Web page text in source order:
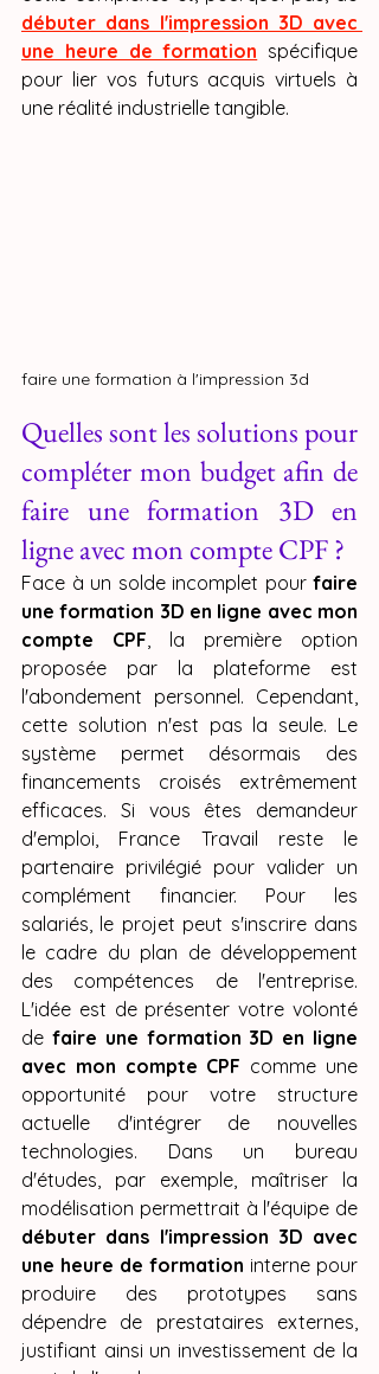
débuter dans l'impression 3D avec
une heure de formation spécifique
pour lier vos futurs acquis virtuels à
une réalité industrielle tangible.
faire une formation à l'impression 3d
Quelles sont les solutions pour
compléter mon budget afin de
faire une formation 3D en
ligne avec mon compte CPF ?
Face à un solde incomplet pour faire
une formation 3D en ligne avec mon
compte CPF, la première option
proposée par la plateforme est
l'abondement personnel. Cependant,
cette solution n'est pas la seule. Le
système permet désormais des
financements croisés extrêmement
efficaces. Si vous êtes demandeur
d'emploi, France Travail reste le
partenaire privilégié pour valider un
complément financier. Pour les
salariés, le projet peut s'inscrire dans
le cadre du plan de développement
des compétences de l'entreprise.
L'idée est de présenter votre volonté
de faire une formation 3D en ligne
avec mon compte CPF comme une
opportunité pour votre structure
actuelle d'intégrer de nouvelles
technologies. Dans un bureau
d'études, par exemple, maîtriser la
débuter dans l'impression 3D avec
une heure de formation interne pour
produire des prototypes sans
dépendre de prestataires externes,
justifiant ainsi un investissement de la